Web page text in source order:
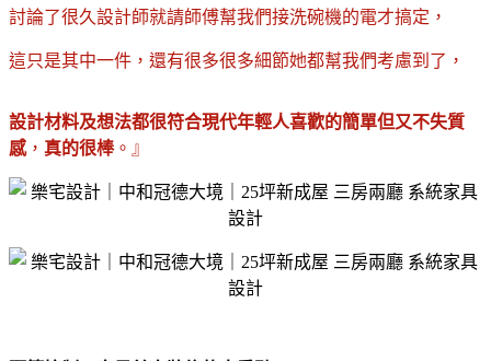
討論了很久設計師就請師傅幫我們接洗碗機的電才搞定，
這只是其中一件，還有很多很多細節她都幫我們考慮到了，
設計材料及想法都很符合現代年輕人喜歡的簡單但又不失質
感， 真的很棒。』